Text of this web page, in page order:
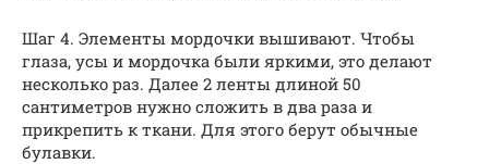
Шаг 4. Элементы мордочки вышивают. Чтобы
глаза, усы и мордочка были яркими, это делают
несколько раз. Далее 2 ленты длиной 50
сантиметров нужно сложить в два раза и
прикрепить к ткани. Для этого берут обычные
булавки.